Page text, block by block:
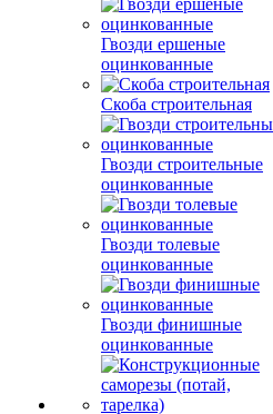
Гвозди ершеные
оцинкованные
Скоба строительная
Гвозди строительные
оцинкованные
Гвозди толевые
оцинкованные
Гвозди финишные
оцинкованные